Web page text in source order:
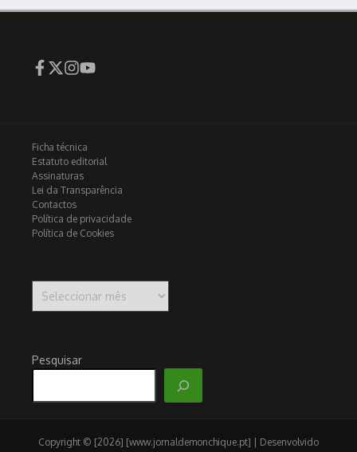
Ficha técnica
Estatuto editorial
Assinaturas
Lei da Transparência
Contactos
Política de privacidade
Política de Cookies
Pesquisar
Copyright © [2026] [www.jornaldemonchique.pt] | Desenvolvido